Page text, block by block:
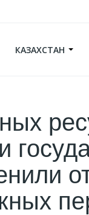
КАЗАХСТАН